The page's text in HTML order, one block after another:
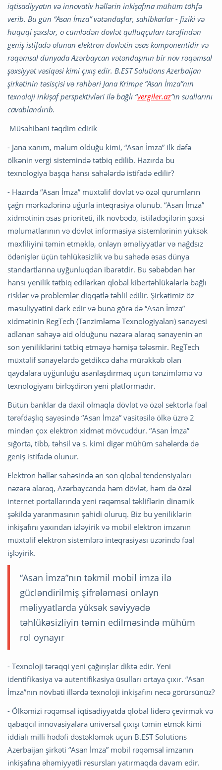
iqtisadiyyatın və innovativ həllərin inkişafına mühüm töhfə
verib. Bu gün “Asan İmza” vətəndaşlar, sahibkarlar - fiziki və
hüquqi şəxslər, o cümlədən dövlət qulluqçuları tərəfindən
geniş istifadə olunan elektron dövlətin əsas komponentidir və
rəqəmsal dünyada Azərbaycan vətəndaşının bir növ rəqəmsal
şəxsiyyət vəsiqəsi kimi çıxış edir. B.EST Solutions Azerbaijan
şirkətinin təsisçisi və rəhbəri Jana Krimpe “Asan İmza”nın
texnoloji inkişaf perspektivləri ilə bağlı “vergiler.az”ın suallarını
cavablandırıb.
Müsahibəni təqdim edirik
- Jana xanım, məlum olduğu kimi, “Asan İmza” ilk dəfə
ölkənin vergi sistemində tətbiq edilib. Hazırda bu
texnologiya başqa hansı sahələrdə istifadə edilir?
- Hazırda “Asan İmza” müxtəlif dövlət və özəl qurumların
çağrı mərkəzlərinə uğurla inteqrasiya olunub. “Asan İmza”
xidmətinin əsas prioriteti, ilk növbədə, istifadəçilərin şəxsi
məlumatlarının və dövlət informasiya sistemlərinin yüksək
məxfiliyini təmin etməklə, onlayn əməliyyatlar və nağdsız
ödənişlər üçün təhlükəsizlik və bu sahədə əsas dünya
standartlarına uyğunluqdan ibarətdir. Bu səbəbdən hər
hansı yenilik tətbiq edilərkən qlobal kibertəhlükələrlə bağlı
risklər və problemlər diqqətlə təhlil edilir. Şirkətimiz öz
məsuliyyətini dərk edir və buna görə də “Asan İmza”
xidmətinin RegTech (Tənzimləmə Texnologiyaları) sənayesi
adlanan sahəyə aid olduğunu nəzərə alaraq sənayenin ən
son yeniliklərini tətbiq etməyə həmişə tələsmir. RegTech
müxtəlif sənayelərdə getdikcə daha mürəkkəb olan
qaydalara uyğunluğu asanlaşdırmaq üçün tənzimləmə və
texnologiyanı birləşdirən yeni platformadır.
Bütün banklar da daxil olmaqla dövlət və özəl sektorla fəal
tərəfdaşlıq sayəsində “Asan İmza” vasitəsilə ölkə üzrə 2
mindən çox elektron xidmət mövcuddur. “Asan İmza”
sığorta, tibb, təhsil və s. kimi digər mühüm sahələrdə də
geniş istifadə olunur.
Elektron həllər sahəsində ən son qlobal tendensiyaları
nəzərə alaraq, Azərbaycanda həm dövlət, həm də özəl
internet portallarında yeni rəqəmsal təkliflərin dinamik
şəkildə yaranmasının şahidi oluruq. Biz bu yeniliklərin
inkişafını yaxından izləyirik və mobil elektron imzanın
müxtəlif elektron sistemlərə inteqrasiyası üzərində fəal
işləyirik.
“Asan İmza”nın təkmil mobil imza ilə
gücləndirilmiş şifrələməsi onlayn
məliyyatlarda yüksək səviyyədə
təhlükəsizliyin təmin edilməsində mühüm
rol oynayır
- Texnoloji tərəqqi yeni çağırışlar diktə edir. Yeni
identifikasiya və autentifikasiya üsulları ortaya çıxır. “Asan
İmza”nın növbəti illərdə texnoloji inkişafını necə görürsünüz?
- Ölkəmizi rəqəmsal iqtisadiyyatda qlobal liderə çevirmək və
qabaqcıl innovasiyalara universal çıxışı təmin etmək kimi
iddialı milli hədəfi dəstəkləmək üçün B.EST Solutions
Azerbaijan şirkəti “Asan İmza” mobil rəqəmsal imzanın
inkişafına əhəmiyyətli resursları yatırmaqda davam edir.